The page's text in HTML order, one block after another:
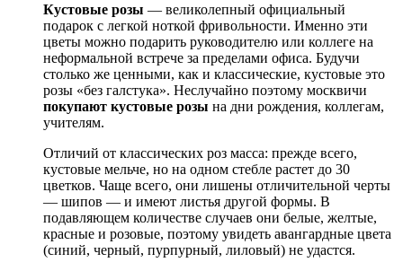
Кустовые розы — великолепный официальный
подарок с легкой ноткой фривольности. Именно эти
цветы можно подарить руководителю или коллеге на
неформальной встрече за пределами офиса. Будучи
столько же ценными, как и классические, кустовые это
розы «без галстука». Неслучайно поэтому москвичи
покупают кустовые розы на дни рождения, коллегам,
учителям.
Отличий от классических роз масса: прежде всего,
кустовые мельче, но на одном стебле растет до 30
цветков. Чаще всего, они лишены отличительной черты
— шипов — и имеют листья другой формы. В
подавляющем количестве случаев они белые, желтые,
красные и розовые, поэтому увидеть авангардные цвета
(синий, черный, пурпурный, лиловый) не удастся.